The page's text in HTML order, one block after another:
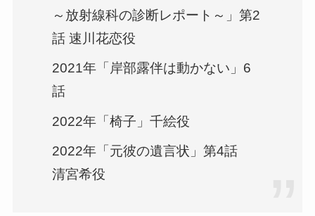
～放射線科の診断レポート～」第2
話 速川花恋役
2021年「岸部露伴は動かない」6
話
2022年「椅子」千絵役
2022年「元彼の遺言状」第4話
清宮希役